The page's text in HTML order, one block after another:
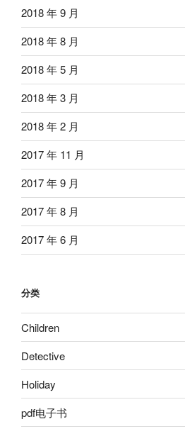
2018 年 9 月
2018 年 8 月
2018 年 5 月
2018 年 3 月
2018 年 2 月
2017 年 11 月
2017 年 9 月
2017 年 8 月
2017 年 6 月
分类
Children
Detective
Holiday
pdf电子书